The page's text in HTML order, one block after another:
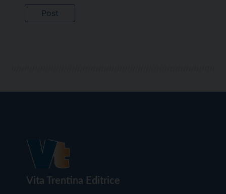
Vita Trentina Editrice